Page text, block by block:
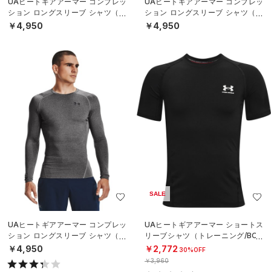
ション ロングスリーブ シャツ（ト
レーニング/MEN）
￥4,950
ション ロングスリーブ シャツ（ト
レーニング/MEN）
￥4,950
UAヒートギアアーマー コンプレッ
ション ロングスリーブ シャツ（ト
レーニング/MEN）
￥4,950
SALE
UAヒートギアアーマー ショートス
リーブシャツ（トレーニング/BOY
S）
￥2,772 30%OFF
￥3,960